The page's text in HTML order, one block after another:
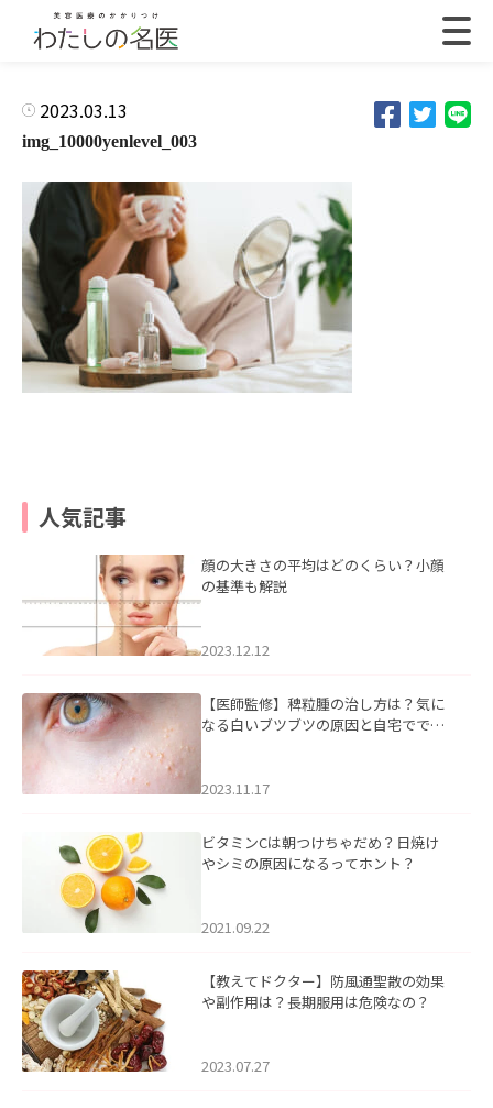
2023.03.13
img_10000yenlevel_003
人気記事
顔の大きさの平均はどのくらい？小顔
の基準も解説
2023.12.12
【医師監修】稗粒腫の治し方は？気に
なる白いブツブツの原因と自宅ででき
2023.11.17
ビタミンCは朝つけちゃだめ？日焼け
やシミの原因になるってホント？
2021.09.22
【教えてドクター】防風通聖散の効果
や副作用は？長期服用は危険なの？
2023.07.27